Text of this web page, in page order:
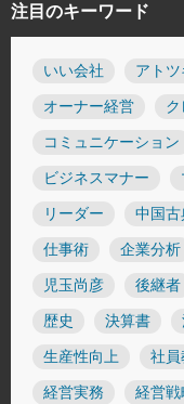
注目のキーワード
いい会社 アトツ
オーナー経営
コミュニケーション
ビジネスマナー
リーダー 中国古
仕事術 企業分析
児玉尚彦 後継者
歴史 決算書
生産性向上 社員
経営実務 経営戦